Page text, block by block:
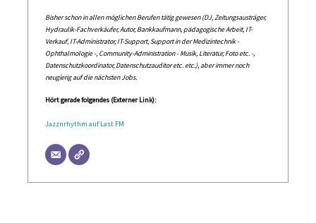
Bisher schon in allen möglichen Berufen tätig gewesen (DJ, Zeitungsausträger,
Hydraulik-Fachverkäufer, Autor, Bankkaufmann, pädagogische Arbeit, IT-
Verkauf, IT-Administrator, IT-Support, Support in der Medizintechnik -
Ophthalmologie -, Community-Administration - Musik, Literatur, Foto etc. -,
Datenschutzkoordinator, Datenschutzauditor etc. etc.), aber immer noch
neugierig auf die nächsten Jobs.
Hört gerade folgendes (Externer Link):
Jazznrhythm auf Last.FM